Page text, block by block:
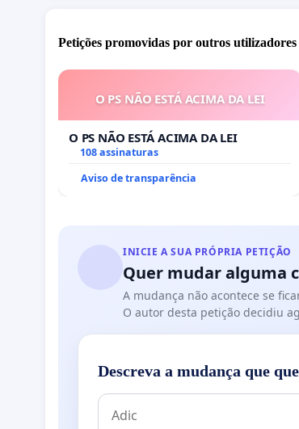
Petições promovidas por outros utilizadores
O PS NÃO ESTÁ ACIMA DA LEI
O PS NÃO ESTÁ ACIMA DA LEI
108 assinaturas
Aviso de transparência
INICIE A SUA PRÓPRIA PETIÇÃO
Quer mudar alguma
A mudança não acontece se
O autor desta petição decidiu
Descreva a mudança que